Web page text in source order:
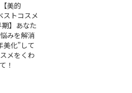
美的
ストコスメ
】あなた
みを解消
美化”して
メをくわ
！